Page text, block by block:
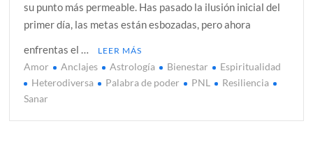
su punto más permeable. Has pasado la ilusión inicial del
primer día, las metas están esbozadas, pero ahora
enfrentas el …
LEER MÁS
Amor Anclajes Astrología Bienestar
Espiritualidad
Heterodiversa
Palabra de poder PNL
Resiliencia
Sanar